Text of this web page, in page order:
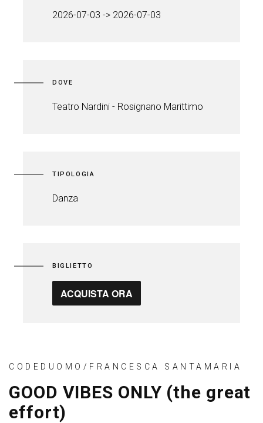
2026-07-03 -> 2026-07-03
DOVE
Teatro Nardini - Rosignano Marittimo
TIPOLOGIA
Danza
BIGLIETTO
ACQUISTA ORA
CODEDUOMO/FRANCESCA SANTAMARIA
GOOD VIBES ONLY (the great
effort)